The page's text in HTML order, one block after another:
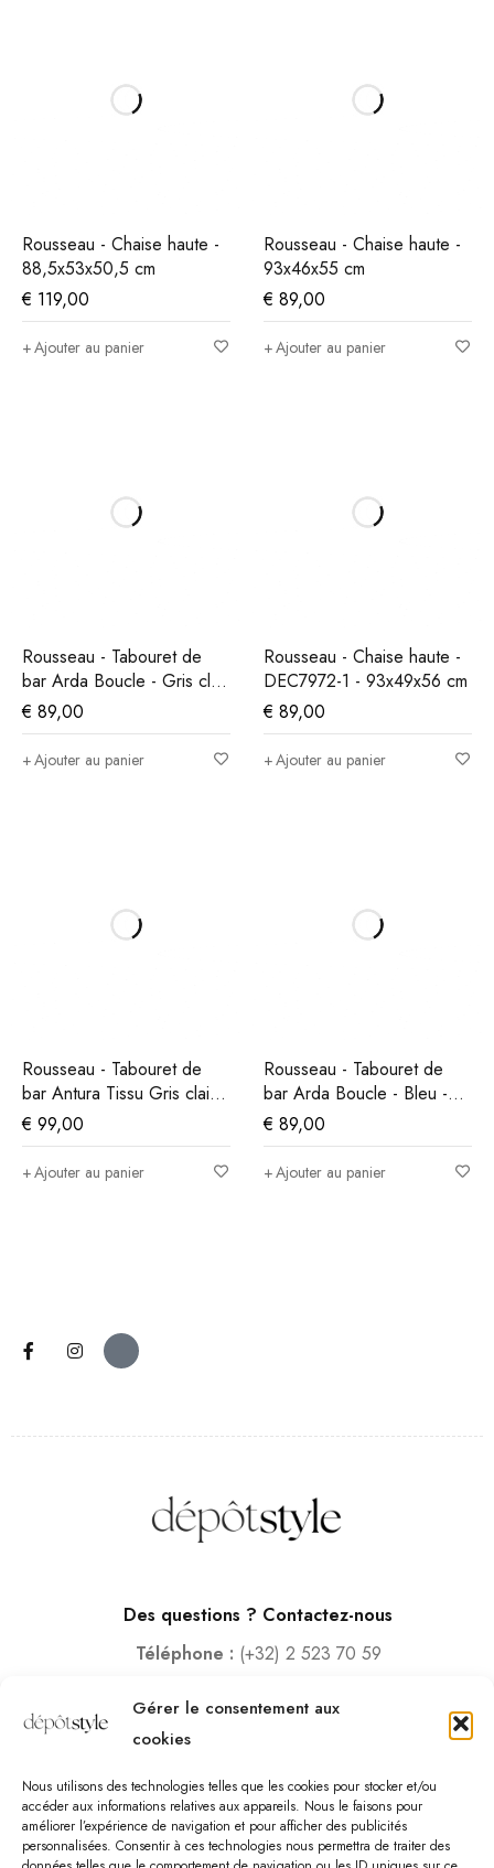
Gérer le consentement aux
cookies
Nous utilisons des technologies telles que les cookies pour stocker et/ou
accéder aux informations relatives aux appareils. Nous le faisons pour
améliorer l’expérience de navigation et pour afficher des publicités
personnalisées. Consentir à ces technologies nous permettra de traiter des
Rousseau - Chaise haute -
88,5x53x50,5 cm
€ 119,00
Ajouter au panier
Rousseau - Chaise haute -
93x46x55 cm
€ 89,00
Ajouter au panier
Rousseau - Tabouret de
bar Arda Boucle - Gris clair
- 86x49x46 cm
€ 89,00
Ajouter au panier
Rousseau - Chaise haute -
DEC7972-1 - 93x49x56 cm
€ 89,00
Ajouter au panier
Rousseau - Tabouret de
bar Antura Tissu Gris clair -
97x46x53 cm
€ 99,00
Ajouter au panier
Rousseau - Tabouret de
bar Arda Boucle - Bleu -
86x49x46 cm
€ 89,00
Ajouter au panier
Des questions ? Contactez-nous
Téléphone : (+32) 2 523 70 59
Adresse : Rue des Deux Gares 6, 1070 Bruxelles
Lundi – Samedi :10:00 – 18:30
Vendredi :10:00-13:00 – 15:00 -18:30